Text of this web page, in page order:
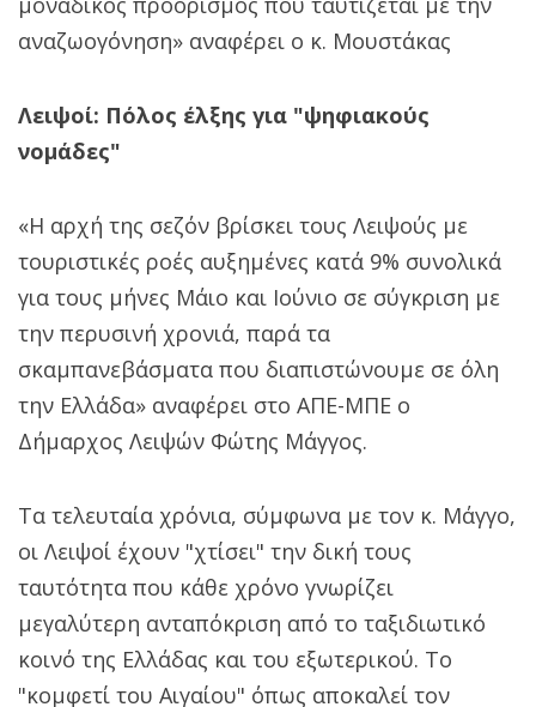
αναζωογόνηση» αναφέρει ο κ. Μουστάκας
Λειψοί: Πόλος έλξης για "ψηφιακούς
νομάδες"
«Η αρχή της σεζόν βρίσκει τους Λειψούς με
τουριστικές ροές αυξημένες κατά 9% συνολικά
για τους μήνες Μάιο και Ιούνιο σε σύγκριση με
την περυσινή χρονιά, παρά τα
σκαμπανεβάσματα που διαπιστώνουμε σε όλη
την Ελλάδα» αναφέρει στο ΑΠΕ-ΜΠΕ ο
Δήμαρχος Λειψών Φώτης Μάγγος.
Τα τελευταία χρόνια, σύμφωνα με τον κ. Μάγγο,
οι Λειψοί έχουν "χτίσει" την δική τους
ταυτότητα που κάθε χρόνο γνωρίζει
μεγαλύτερη ανταπόκριση από το ταξιδιωτικό
κοινό της Ελλάδας και του εξωτερικού. Το
"κομφετί του Αιγαίου" όπως αποκαλεί τον